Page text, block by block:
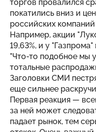
торгов провалился
покатились вниз и
российских
Например, акции
19,63%, и у
"Что-то подобное мы
тотальные
Заголовки СМИ
еще сильнее
Первая реакция —
за ней может
падает рынок, тем